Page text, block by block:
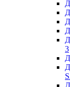
3